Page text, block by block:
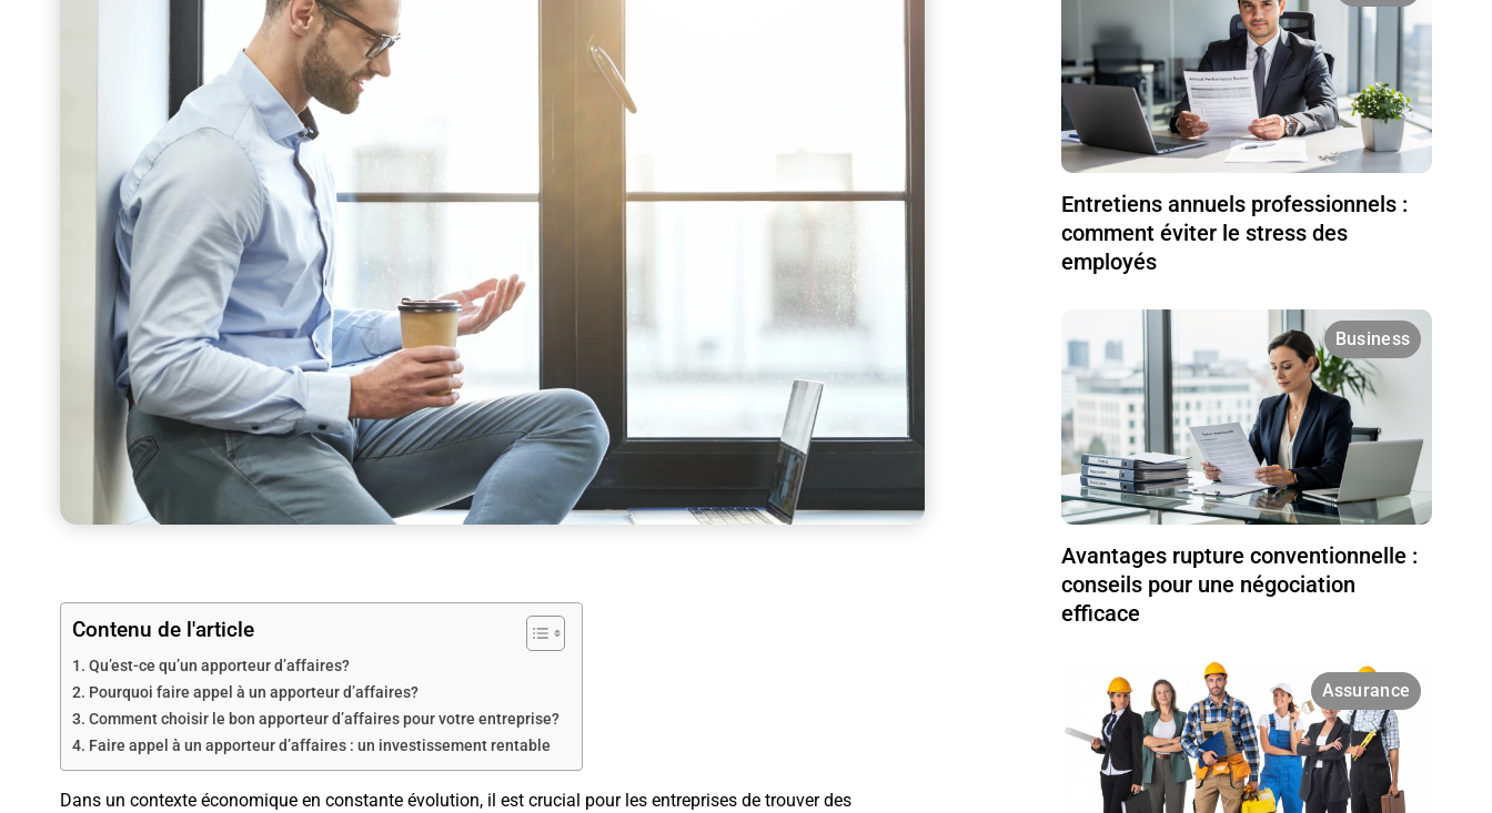
Contenu de l'article
Qu’est-ce qu’un apporteur d’affaires?
Pourquoi faire appel à un apporteur d’affaires?
Comment choisir le bon apporteur d’affaires pour votre entreprise?
Faire appel à un apporteur d’affaires : un investissement rentable
Dans un contexte économique en constante évolution, il est crucial pour les entreprises de trouver des
Entretiens annuels professionnels :
comment éviter le stress des
employés
Business
Avantages rupture conventionnelle :
conseils pour une négociation
efficace
Assurance